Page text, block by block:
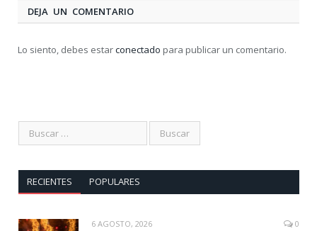
DEJA UN COMENTARIO
Lo siento, debes estarconectado para publicar un comentario.
RECIENTES POPULARES
6 AGOSTO, 2026 0